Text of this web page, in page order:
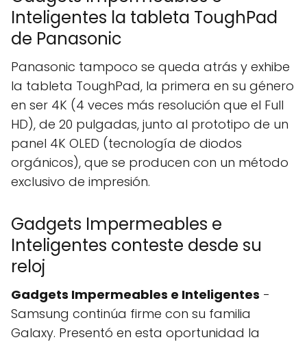
Inteligentes la tableta ToughPad
de Panasonic
Panasonic tampoco se queda atrás y exhibe
la tableta ToughPad, la primera en su género
en ser 4K (4 veces más resolución que el Full
HD), de 20 pulgadas, junto al prototipo de un
panel 4K OLED (tecnología de diodos
orgánicos), que se producen con un método
exclusivo de impresión.
Gadgets Impermeables e
Inteligentes conteste desde su
reloj
Gadgets Impermeables e Inteligentes -
Samsung continúa firme con su familia
Galaxy. Presentó en esta oportunidad la